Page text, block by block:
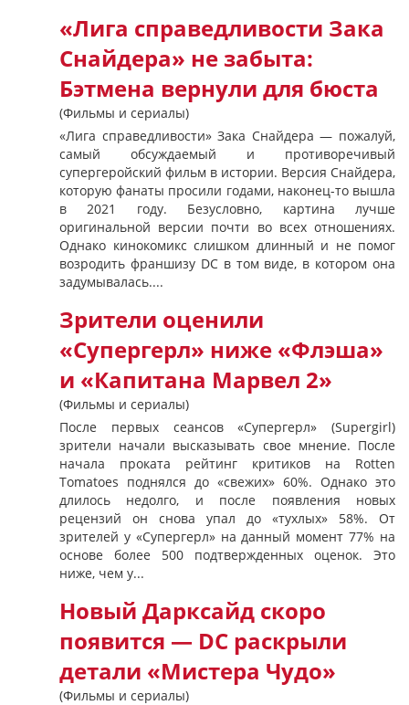
«Лига справедливости Зака ​​
Снайдера» не забыта:
Бэтмена вернули для бюста
(Фильмы и сериалы)
«Лига справедливости» Зака ​​Снайдера — пожалуй,
самый обсуждаемый и противоречивый
супергеройский фильм в истории. Версия Снайдера,
которую фанаты просили годами, наконец-то вышла
в 2021 году. Безусловно, картина лучше
оригинальной версии почти во всех отношениях.
Однако кинокомикс слишком длинный и не помог
возродить франшизу DC в том виде, в котором она
задумывалась....
Зрители оценили
«Супергерл» ниже «Флэша»
и «Капитана Марвел 2»
(Фильмы и сериалы)
После первых сеансов «Супергерл» (Supergirl)
зрители начали высказывать свое мнение. После
начала проката рейтинг критиков на Rotten
Tomatoes поднялся до «свежих» 60%. Однако это
длилось недолго, и после появления новых
рецензий он снова упал до «тухлых» 58%. От
зрителей у «Супергерл» на данный момент 77% на
основе более 500 подтвержденных оценок. Это
ниже, чем у...
Новый Дарксайд скоро
появится — DC раскрыли
детали «Мистера Чудо»
(Фильмы и сериалы)